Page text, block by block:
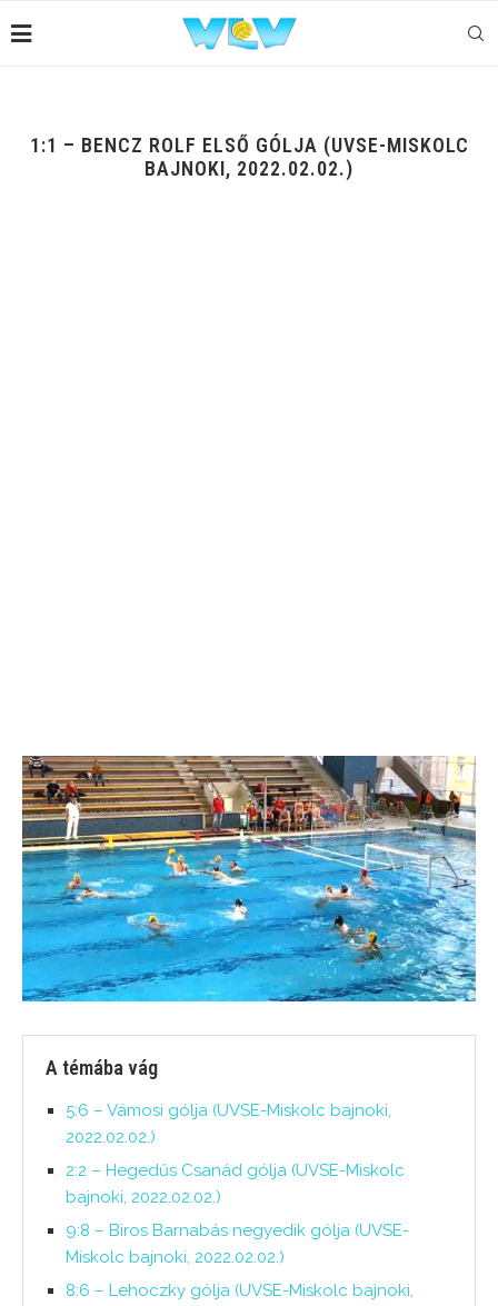
1:1 – BENCZ ROLF ELSŐ GÓLJA (UVSE-MISKOLC
BAJNOKI, 2022.02.02.)
A témába vág
5:6 – Vámosi gólja (UVSE-Miskolc bajnoki,
2022.02.02.)
2:2 – Hegedűs Csanád gólja (UVSE-Miskolc
bajnoki, 2022.02.02.)
9:8 – Biros Barnabás negyedik gólja (UVSE-
Miskolc bajnoki, 2022.02.02.)
8:6 – Lehoczky gólja (UVSE-Miskolc bajnoki,